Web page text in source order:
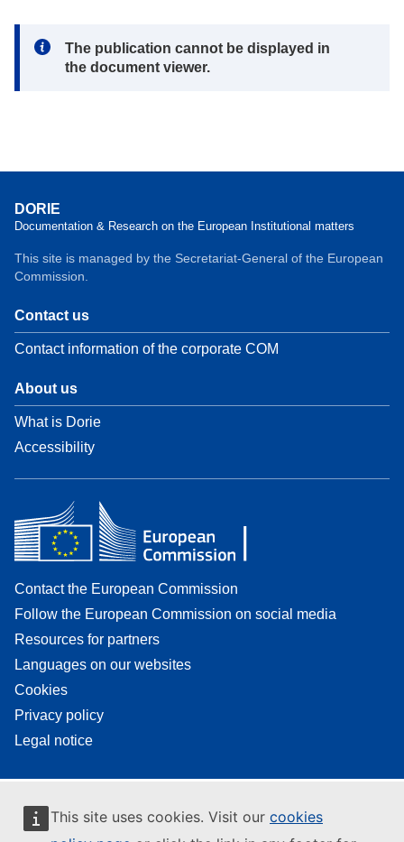
This site uses cookies. Visit our cookies
Note:
The publication cannot be displayed in
the document viewer.
DORIE
Documentation & Research on the European Institutional matters
This site is managed by the Secretariat-General of the European
Commission.
Contact us
Contact information of the corporate COM
About us
What is Dorie
Accessibility
Contact the European Commission
Follow the European Commission on social media
Resources for partners
Languages on our websites
Cookies
Privacy policy
Legal notice